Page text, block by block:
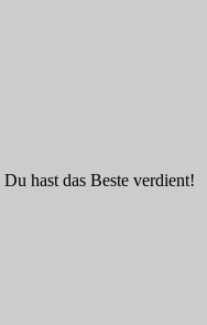
hast das Beste verdient!